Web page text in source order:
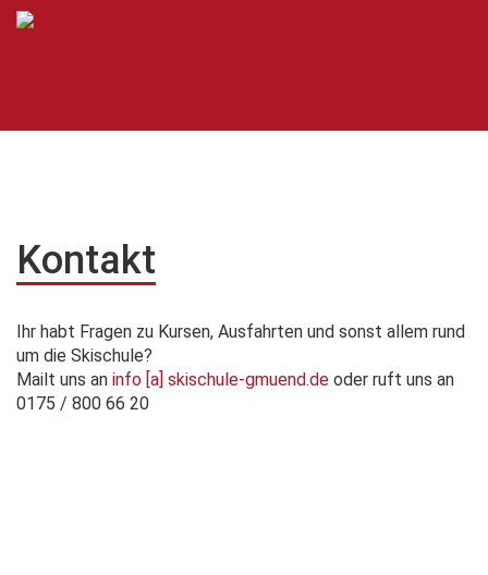
Kontakt
Ihr habt Fragen zu Kursen, Ausfahrten und sonst allem rund
um die Skischule?
Mailt uns an info [a] skischule-gmuend.de oder ruft uns an
0175 / 800 66 20